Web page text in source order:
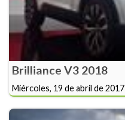
Brilliance V3 2018
Miércoles, 19 de abril de 2017